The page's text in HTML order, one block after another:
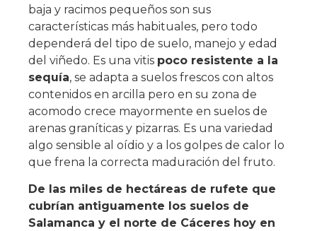
baja y racimos pequeños son sus
características más habituales, pero todo
dependerá del tipo de suelo, manejo y edad
del viñedo. Es una vitis poco resistente a la
sequía, se adapta a suelos frescos con altos
contenidos en arcilla pero en su zona de
acomodo crece mayormente en suelos de
arenas graníticas y pizarras. Es una variedad
algo sensible al oídio y a los golpes de calor lo
que frena la correcta maduración del fruto.
De las miles de hectáreas de rufete que
cubrían antiguamente los suelos de
Salamanca y el norte de Cáceres hoy en